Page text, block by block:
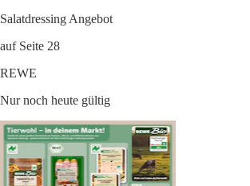
Salatdressing Angebot
auf Seite 28
REWE
Nur noch heute gültig